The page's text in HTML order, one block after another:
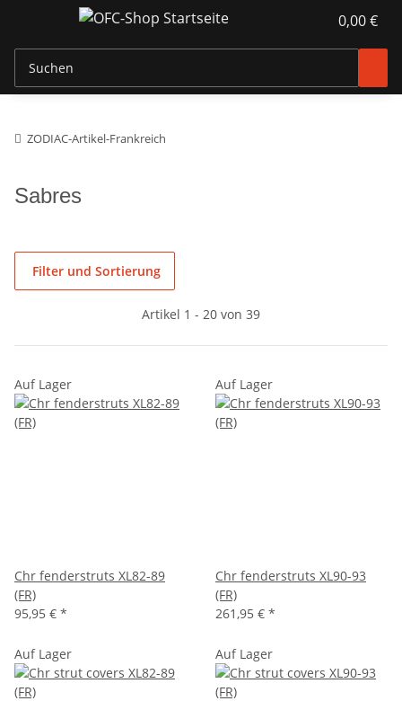
0,00 €
ZODIAC-Artikel-Frankreich
Sabres
Filter und Sortierung
Artikel 1 - 20 von 39
Auf Lager
Chr fenderstruts XL82-89
(FR)
95,95 € *
Auf Lager
Chr fenderstruts XL90-93
(FR)
261,95 € *
Auf Lager Auf Lager